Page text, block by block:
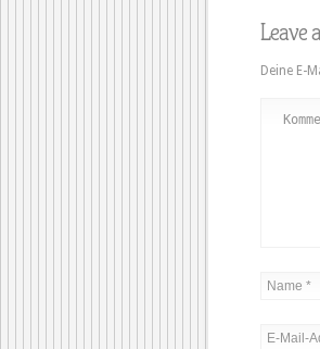
Leave
Deine E-